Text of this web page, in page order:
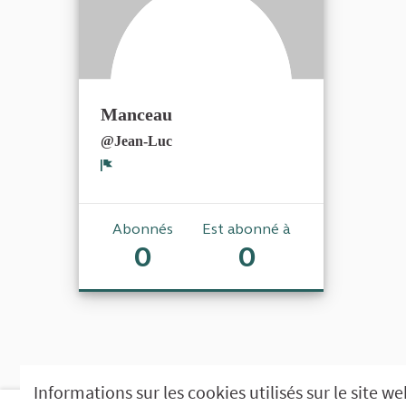
Informations sur les cookies utilisés sur le site
Manceau
@Jean-Luc
Abonnés
0
Est abonné à
0